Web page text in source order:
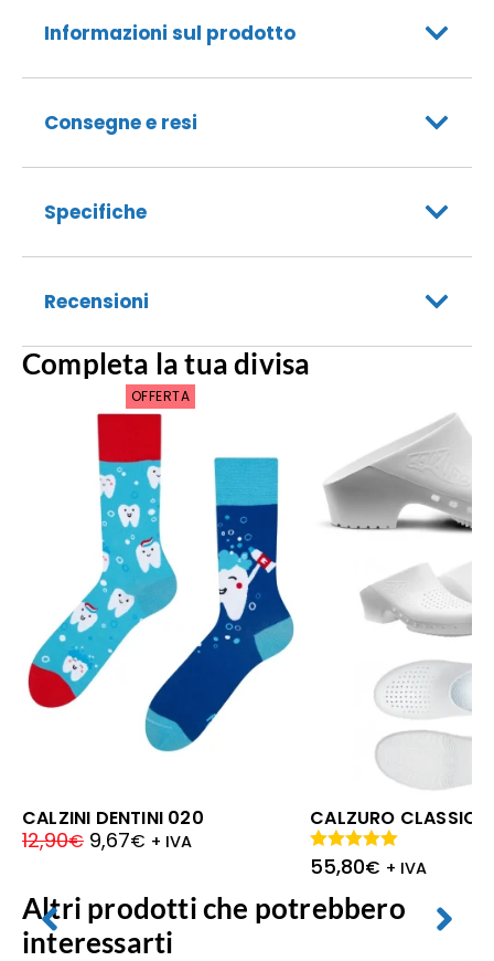
Informazioni sul prodotto
Consegne e resi
Specifiche
Recensioni
Completa la tua divisa
OFFERTA
CALZINI DENTINI 020
12,90€ 9,67€ + IVA
CALZURO CLASSIC
55,80€ + IVA
Valutato
5.00
Altri prodotti che potrebbero
interessarti